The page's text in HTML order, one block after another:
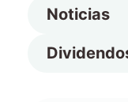
Noticias